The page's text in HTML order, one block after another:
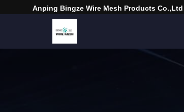
Anping Bingze Wire Mesh Products Co.,Ltd